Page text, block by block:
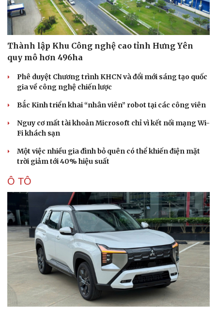
Thành lập Khu Công nghệ cao tỉnh Hưng Yên
quy mô hơn 496ha
Phê duyệt Chương trình KHCN và đổi mới sáng tạo quốc
gia về công nghệ chiến lược
Bắc Kinh triển khai “nhân viên” robot tại các công viên
Nguy cơ mất tài khoản Microsoft chỉ vì kết nối mạng Wi-
Fi khách sạn
Một việc nhiều gia đình bỏ quên có thể khiến điện mặt
trời giảm tới 40% hiệu suất
Ô TÔ